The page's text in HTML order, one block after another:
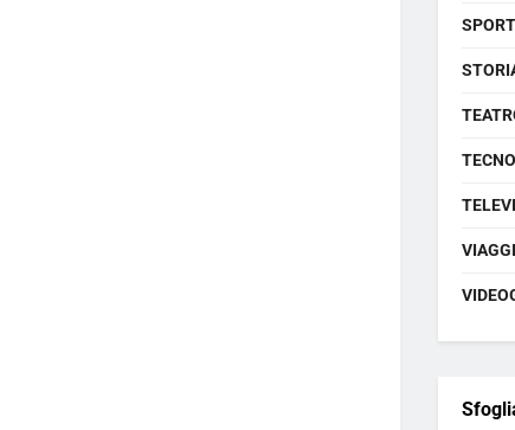
SPORT
VIAGGI